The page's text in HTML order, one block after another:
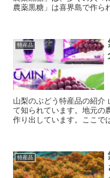
農薬黒糖」は喜界島で作ら
特産品
山梨のぶどう特産品の紹介
て知られています。地元の
作り出しています。ここで
特産品